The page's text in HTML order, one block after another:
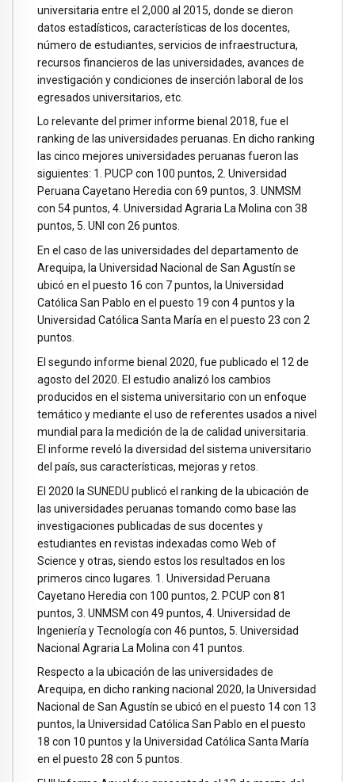
universitaria entre el 2,000 al 2015, donde se dieron
datos estadísticos, características de los docentes,
número de estudiantes, servicios de infraestructura,
recursos financieros de las universidades, avances de
investigación y condiciones de inserción laboral de los
egresados universitarios, etc.
Lo relevante del primer informe bienal 2018, fue el
ranking de las universidades peruanas. En dicho ranking
las cinco mejores universidades peruanas fueron las
siguientes: 1. PUCP con 100 puntos, 2. Universidad
Peruana Cayetano Heredia con 69 puntos, 3. UNMSM
con 54 puntos, 4. Universidad Agraria La Molina con 38
puntos, 5. UNI con 26 puntos.
En el caso de las universidades del departamento de
Arequipa, la Universidad Nacional de San Agustín se
ubicó en el puesto 16 con 7 puntos, la Universidad
Católica San Pablo en el puesto 19 con 4 puntos y la
Universidad Católica Santa María en el puesto 23 con 2
puntos.
El segundo informe bienal 2020, fue publicado el 12 de
agosto del 2020. El estudio analizó los cambios
producidos en el sistema universitario con un enfoque
temático y mediante el uso de referentes usados a nivel
mundial para la medición de la de calidad universitaria.
El informe reveló la diversidad del sistema universitario
del país, sus características, mejoras y retos.
El 2020 la SUNEDU publicó el ranking de la ubicación de
las universidades peruanas tomando como base las
investigaciones publicadas de sus docentes y
estudiantes en revistas indexadas como Web of
Science y otras, siendo estos los resultados en los
primeros cinco lugares. 1. Universidad Peruana
Cayetano Heredia con 100 puntos, 2. PCUP con 81
puntos, 3. UNMSM con 49 puntos, 4. Universidad de
Ingeniería y Tecnología con 46 puntos, 5. Universidad
Nacional Agraria La Molina con 41 puntos.
Respecto a la ubicación de las universidades de
Arequipa, en dicho ranking nacional 2020, la Universidad
Nacional de San Agustín se ubicó en el puesto 14 con 13
puntos, la Universidad Católica San Pablo en el puesto
18 con 10 puntos y la Universidad Católica Santa María
en el puesto 28 con 5 puntos.